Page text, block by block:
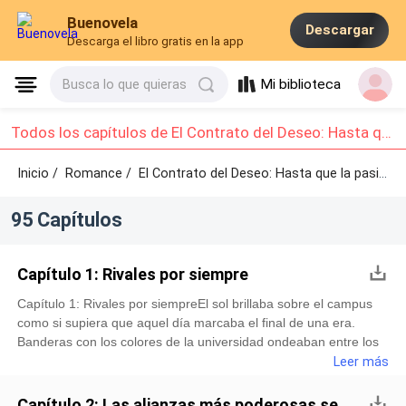
Buenovela
Descarga el libro gratis en la app
Descargar
Busca lo que quieras Mi biblioteca
Todos los capítulos de El Contrato del Deseo: Hasta que la pasión nos Consuma: Capítulo 1 - Capítulo 10
Inicio / Romance/El Contrato del Deseo: Hasta que la pasión nos Consuma /
95 Capítulos
Capítulo 1: Rivales por siempre
Capítulo 1: Rivales por siempreEl sol brillaba sobre el campus
como si supiera que aquel día marcaba el final de una era.
Banderas con los colores de la universidad ondeaban entre los
árboles, los pasillos se llenaban de familiares emocionados,
despidiéndose de sus años más intensos.Olivia Macmillan
Leer más